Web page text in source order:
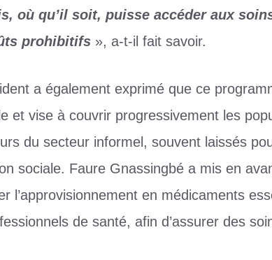
où qu’il soit, puisse accéder aux
prohibitifs », a-t-il fait savoir.
a également exprimé que ce
et vise à couvrir progressivement les
du secteur informel, souvent laissés
sociale. Faure Gnassingbé a mis en
l’approvisionnement en médicaments
de santé, afin d’assurer des